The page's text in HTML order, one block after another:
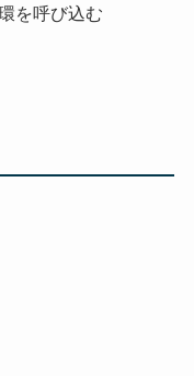
を呼び込む